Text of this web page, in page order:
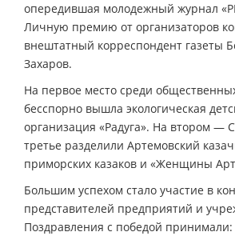
опередившая молодежный журнал
Личную премию от организаторов
внештатный корреспондент газеты
Захаров.
На первое место среди
бесспорно вышла экологическая
организация «Радуга». На втором —
третье разделили Артемовский
приморских казаков и «Женщины
Большим успехом стало участие в
представителей предприятий и
Поздравления с победой принимали: